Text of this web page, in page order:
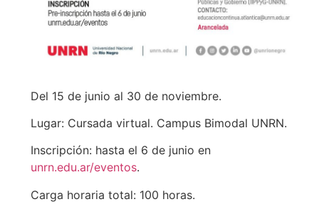
Del 15 de junio al 30 de noviembre.
Lugar: Cursada virtual. Campus Bimodal UNRN.
Inscripción: hasta el 6 de junio en
unrn.edu.ar/eventos.
Carga horaria total: 100 horas.